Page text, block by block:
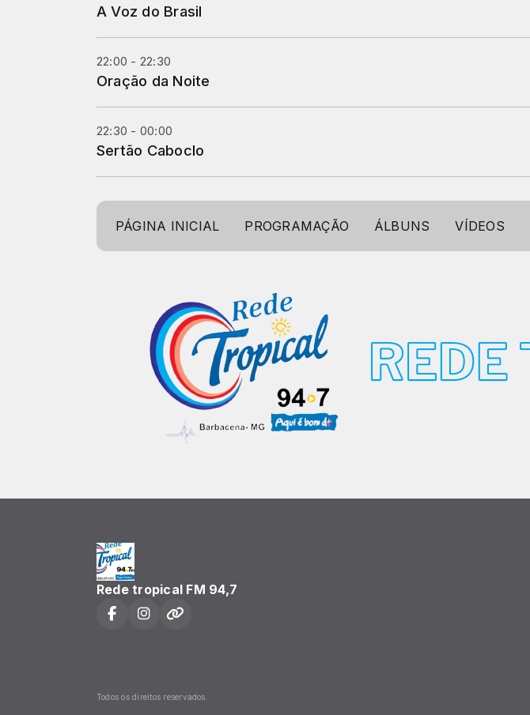
A Voz do Brasil
22:00 - 22:30
Oração da Noite
22:30 - 00:00
Sertão Caboclo
PÁGINA INICIAL PROGRAMAÇÃO ÁLBUNS VÍDEOS
Rede tropical FM 94,7
Todos os direitos reservados.